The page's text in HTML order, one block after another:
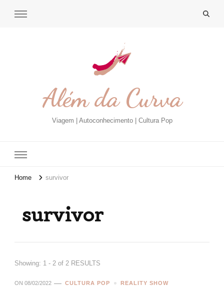
Além da Curva
Viagem | Autoconhecimento | Cultura Pop
Home survivor
survivor
Showing: 1 - 2 of 2 RESULTS
ON 08/02/2022 CULTURA POP REALITY SHOW